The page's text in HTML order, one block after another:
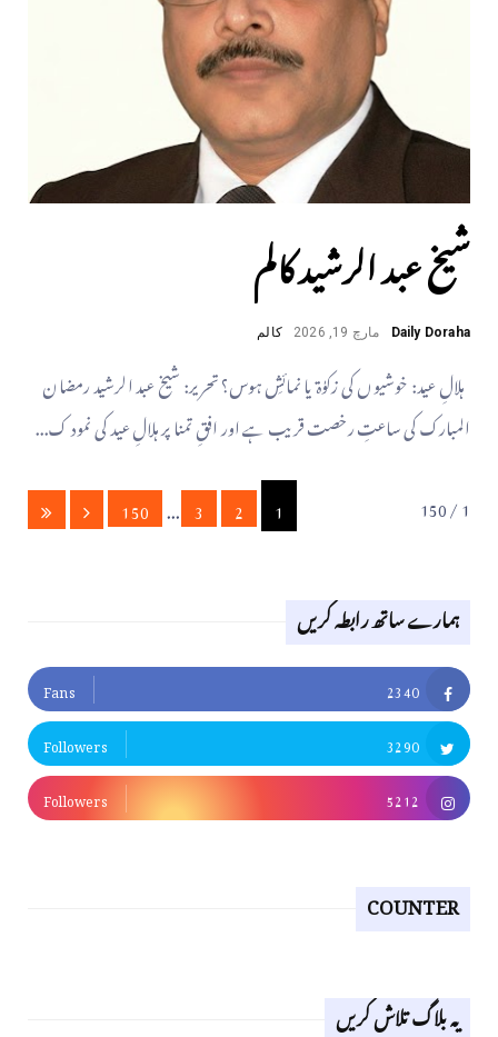
شیخ عبد الرشید کالم
Daily Doraha مارچ 19, 2026 کالم
ہلالِ عید: خوشیوں کی زکوٰۃ یا نمائشِ ہوس؟ ​تحریر: شیخ عبد الرشید ​رمضان
المبارک کی ساعتِ رخصت قریب ہے اور افقِ تمنا پر ہلالِ عید کی نمود ک...
1 / 150
1
2
3
...
150
ہمارے ساتھ رابطہ کریں
2340
Fans
3290
Followers
5212
Followers
COUNTER
یہ بلاگ تلاش کریں